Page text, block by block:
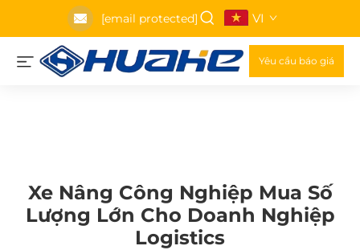
[email protected] VI
Yêu cầu báo giá
Xe Nâng Công Nghiệp Mua Số
Lượng Lớn Cho Doanh Nghiệp
Logistics